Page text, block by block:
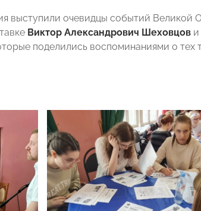
выступили очевидцы событий Великой
Виктор Александрович Шеховцов
поделились воспоминаниями о тех